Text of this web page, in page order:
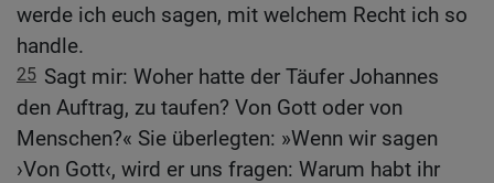
werde ich euch sagen, mit welchem Recht ich so
handle.
25 Sagt mir: Woher hatte der Täufer Johannes
den Auftrag, zu taufen? Von Gott oder von
Menschen?« Sie überlegten: »Wenn wir sagen
›Von Gott‹, wird er uns fragen: Warum habt ihr